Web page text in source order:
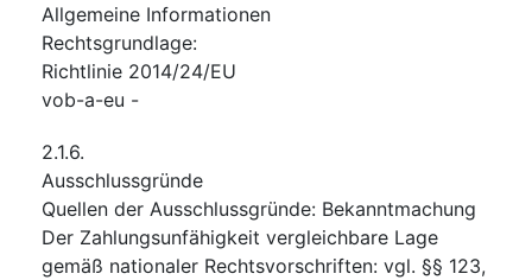
Allgemeine Informationen
Rechtsgrundlage:
Richtlinie 2014/24/EU
vob-a-eu -
2.1.6.
Ausschlussgründe
Quellen der Ausschlussgründe: Bekanntmachung
Der Zahlungsunfähigkeit vergleichbare Lage
gemäß nationaler Rechtsvorschriften: vgl. §§ 123,